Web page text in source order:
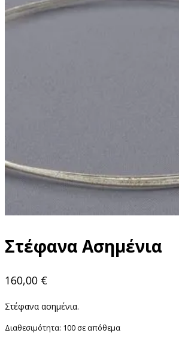
Στέφανα Ασημένια
160,00 €
Στέφανα ασημένια.
Διαθεσιμότητα: 100 σε απόθεμα